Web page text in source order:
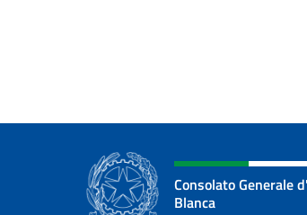
Consolato Generale
Blanca